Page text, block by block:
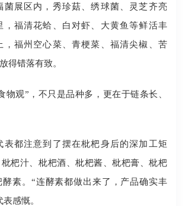
菌展区内，秀珍菇、绣球菌、灵芝齐亮
，福清花蛤、白对虾、大黄鱼等鲜活丰
，福州空心菜、青梗菜、福清尖椒、苦
得错落有致。
观”，不只是品种多，更在于链条长、
都注意到了摆在枇杷身后的深加工矩
杷汁、枇杷酒、枇杷酱、枇杷膏、枇杷
素。“连酵素都做出来了，产品确实丰
感慨。